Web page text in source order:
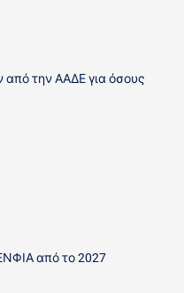
από την ΑΑΔΕ για όσους
από το 2027